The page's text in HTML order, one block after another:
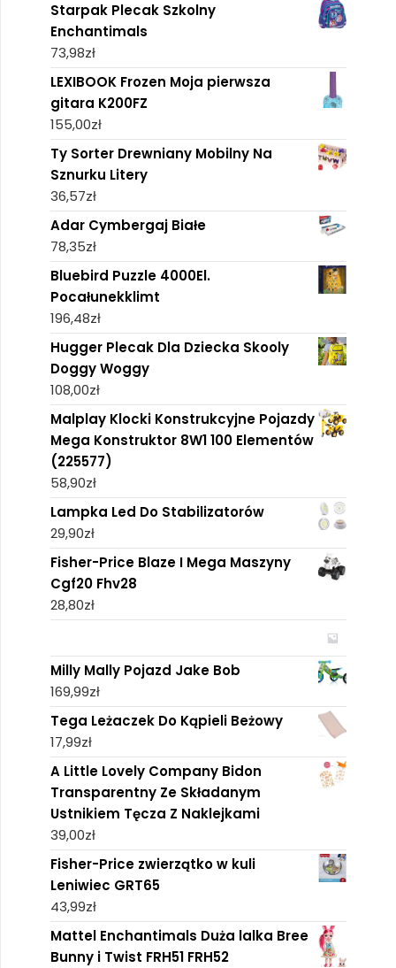
Starpak Plecak Szkolny
Enchantimals
73,98zł
LEXIBOOK Frozen Moja pierwsza
gitara K200FZ
155,00zł
Ty Sorter Drewniany Mobilny Na
Sznurku Litery
36,57zł
Adar Cymbergaj Białe
78,35zł
Bluebird Puzzle 4000El.
Pocałunekklimt
196,48zł
Hugger Plecak Dla Dziecka Skooly
Doggy Woggy
108,00zł
Malplay Klocki Konstrukcyjne Pojazdy
Mega Konstruktor 8W1 100 Elementów
(225577)
58,90zł
Lampka Led Do Stabilizatorów
29,90zł
Fisher-Price Blaze I Mega Maszyny
Cgf20 Fhv28
28,80zł
Milly Mally Pojazd Jake Bob
169,99zł
Tega Leżaczek Do Kąpieli Beżowy
17,99zł
A Little Lovely Company Bidon
Transparentny Ze Składanym
Ustnikiem Tęcza Z Naklejkami
39,00zł
Fisher-Price zwierzątko w kuli
Leniwiec GRT65
43,99zł
Mattel Enchantimals Duża lalka Bree
Bunny i Twist FRH51 FRH52